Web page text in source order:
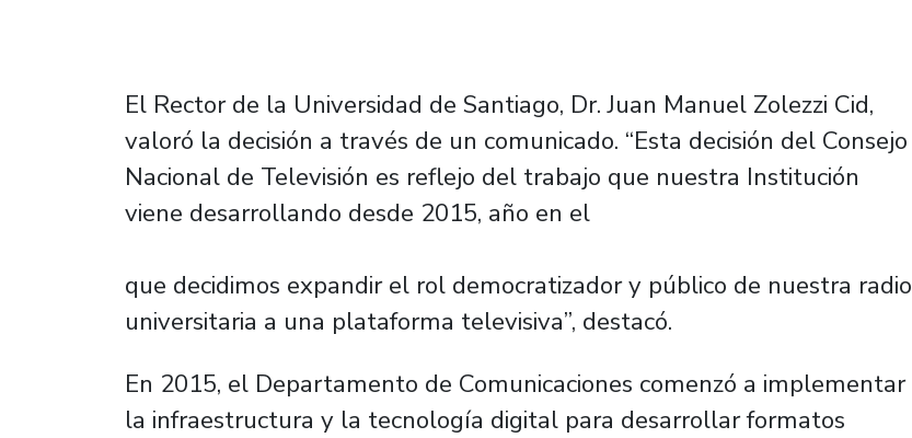
El Rector de la Universidad de Santiago, Dr. Juan Manuel Zolezzi Cid,
valoró la decisión a través de un comunicado. “Esta decisión del Consejo
Nacional de Televisión es reflejo del trabajo que nuestra Institución
viene desarrollando desde 2015, año en el
que decidimos expandir el rol democratizador y público de nuestra radio
universitaria a una plataforma televisiva”, destacó.
En 2015, el Departamento de Comunicaciones comenzó a implementar
la infraestructura y la tecnología digital para desarrollar formatos